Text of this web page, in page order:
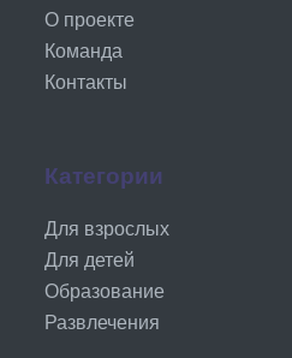
О проекте
Команда
Контакты
Категории
Для взрослых
Для детей
Образование
Развлечения